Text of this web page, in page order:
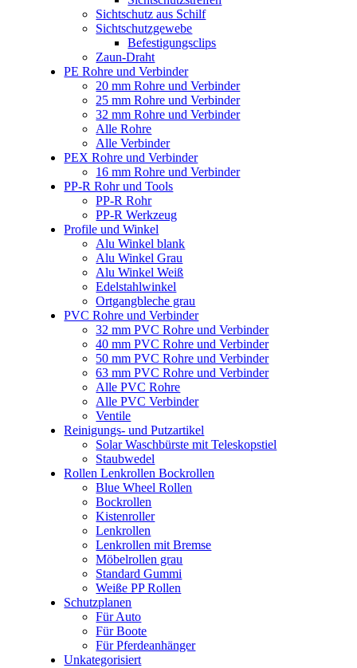
Sichtschutz aus Schilf
Sichtschutzgewebe
Befestigungsclips
Zaun-Draht
PE Rohre und Verbinder
20 mm Rohre und Verbinder
25 mm Rohre und Verbinder
32 mm Rohre und Verbinder
Alle Rohre
Alle Verbinder
PEX Rohre und Verbinder
16 mm Rohre und Verbinder
PP-R Rohr und Tools
PP-R Rohr
PP-R Werkzeug
Profile und Winkel
Alu Winkel blank
Alu Winkel Grau
Alu Winkel Weiß
Edelstahlwinkel
Ortgangbleche grau
PVC Rohre und Verbinder
32 mm PVC Rohre und Verbinder
40 mm PVC Rohre und Verbinder
50 mm PVC Rohre und Verbinder
63 mm PVC Rohre und Verbinder
Alle PVC Rohre
Alle PVC Verbinder
Ventile
Reinigungs- und Putzartikel
Solar Waschbürste mit Teleskopstiel
Staubwedel
Rollen Lenkrollen Bockrollen
Blue Wheel Rollen
Bockrollen
Kistenroller
Lenkrollen
Lenkrollen mit Bremse
Möbelrollen grau
Standard Gummi
Weiße PP Rollen
Schutzplanen
Für Auto
Für Boote
Für Pferdeanhänger
Unkategorisiert